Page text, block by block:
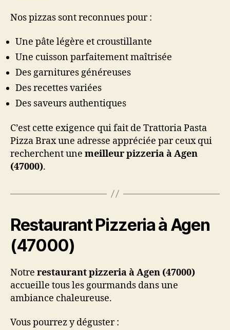
Nos pizzas sont reconnues pour :
Une pâte légère et croustillante
Une cuisson parfaitement maîtrisée
Des garnitures généreuses
Des recettes variées
Des saveurs authentiques
C’est cette exigence qui fait de Trattoria Pasta
Pizza Brax une adresse appréciée par ceux qui
recherchent une meilleur pizzeria à Agen
(47000).
Restaurant Pizzeria à Agen
(47000)
Notre restaurant pizzeria à Agen (47000)
accueille tous les gourmands dans une
ambiance chaleureuse.
Vous pourrez y déguster :